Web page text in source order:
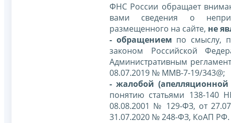
ФНС России обращает
вами сведения о
размещенного на сайте, не
- обращением по смыслу,
законом Российской
Административным
08.07.2019 № ММВ-7-19/343@;
- жалобой
понятию статьями 138-140
08.08.2001 № 129-ФЗ, от
31.07.2020 № 248-ФЗ, КоАП РФ.